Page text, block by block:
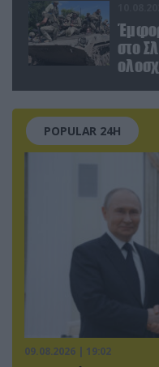
στο
POPULAR 24H
09.08.2026 | 19:02